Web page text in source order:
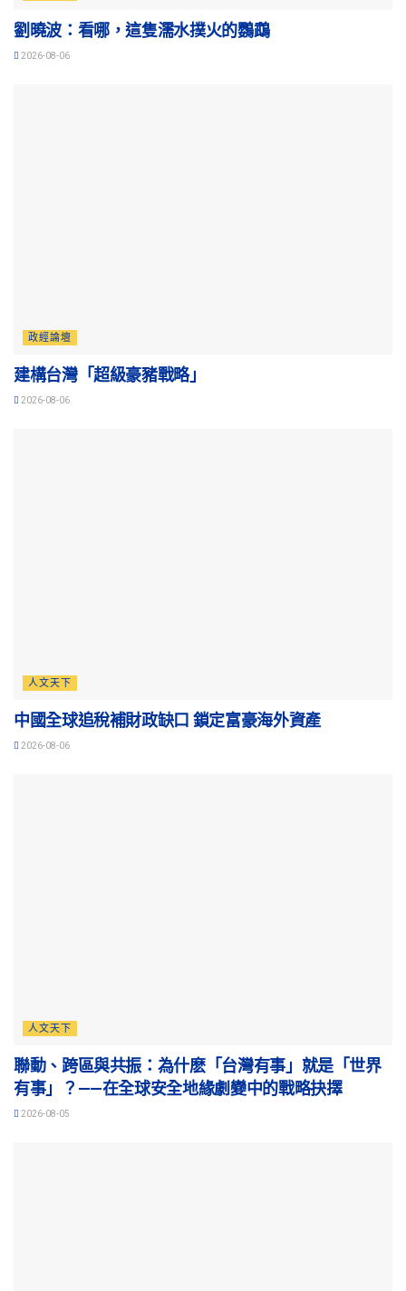
劉曉波：看哪，這隻濡水撲火的鸚鵡
2026-08-06
政經論壇
建構台灣「超級豪豬戰略」
2026-08-06
人文天下
中國全球追稅補財政缺口 鎖定富豪海外資產
2026-08-06
人文天下
聯動、跨區與共振：為什麽「台灣有事」就是「世界
有事」？——在全球安全地緣劇變中的戰略抉擇
2026-08-05